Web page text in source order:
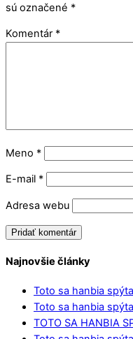
sú označené *
Komentár *
Meno *
E-mail *
Adresa webu
Najnovšie články
Toto sa hanbia
Toto sa hanbia
TOTO SA HANBIA